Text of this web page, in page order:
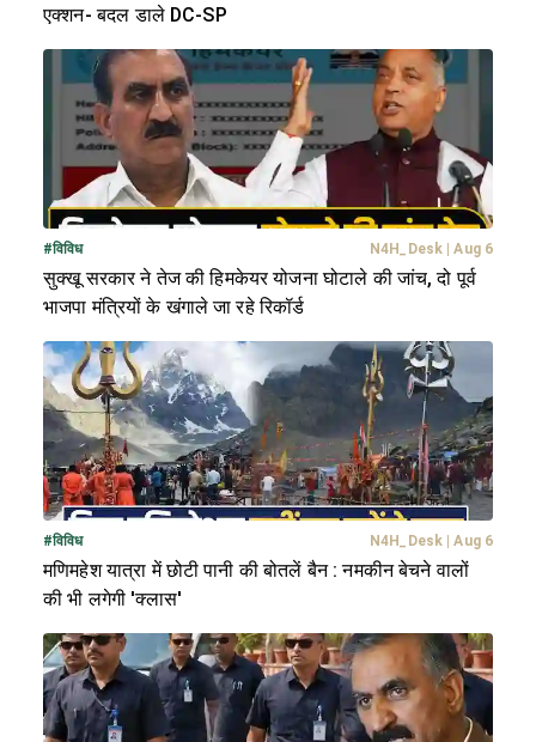
एक्शन- बदल डाले DC-SP
#विविध N4H_Desk Aug 6
सुक्खू सरकार ने तेज की हिमकेयर योजना घोटाले की जांच, दो पूर्व
भाजपा मंत्रियों के खंगाले जा रहे रिकॉर्ड
#विविध N4H_Desk Aug 6
मणिमहेश यात्रा में छोटी पानी की बोतलें बैन : नमकीन बेचने वालों
की भी लगेगी 'क्लास'